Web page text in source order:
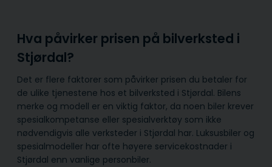
Hva påvirker prisen på bilverksted i
Stjørdal?
Det er flere faktorer som påvirker prisen du betaler for
de ulike tjenestene hos et bilverksted i Stjørdal. Bilens
merke og modell er en viktig faktor, da noen biler krever
spesialkompetanse eller spesialverktøy som ikke
nødvendigvis alle verksteder i Stjørdal har. Luksusbiler og
spesialmodeller har ofte høyere servicekostnader i
Stjørdal enn vanlige personbiler.